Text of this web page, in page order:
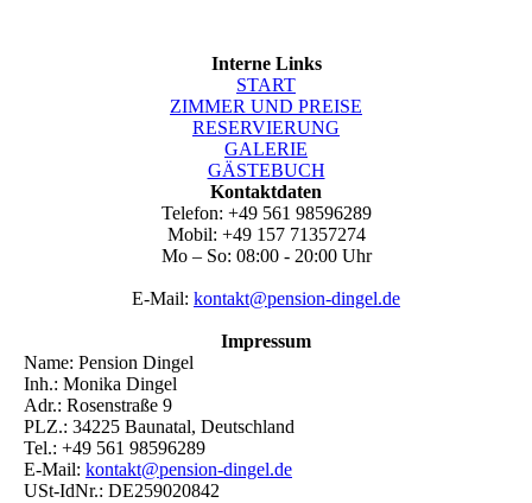
Interne Links
START
ZIMMER UND PREISE
RESERVIERUNG
GALERIE
GÄSTEBUCH
Kontaktdaten
Telefon: +49 561 98596289
Mobil: +49 157 71357274
Mo – So: 08:00 - 20:00 Uhr
E-Mail: kontakt@pension-dingel.de
Impressum
Name: Pension Dingel
Inh.: Monika Dingel
Adr.: Rosenstraße 9
PLZ.: 34225 Baunatal, Deutschland
Tel.: +49 561 98596289
E-Mail: kontakt@pension-dingel.de
USt-IdNr.: DE259020842